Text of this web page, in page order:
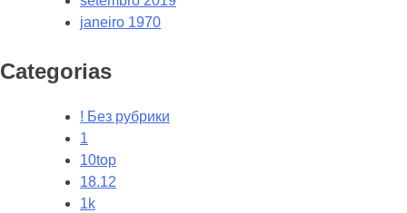
janeiro 1970
Categorias
! Без рубрики
1
10top
18.12
1k